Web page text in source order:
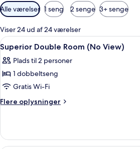
Tilgængelige
filtre
for
værelser
Alle værelser 1 seng 2 senge 3+ senge
Viser 24 ud af 24 værelser
Indlæs
alle
billeder
af
Superior
Double
View)
6
Superior Double Room (No View)
Plads til 2 personer
1 dobbeltseng
Gratis Wi-Fi
Flere oplysninger
Flere
Double
Room